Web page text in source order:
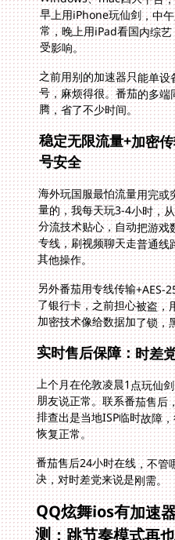
受影响。
之前用别的加速器只能单
号，麻烦得很。番茄的多
腾，省了不少时间。
稳定无限流量+加密
号安全
海外玩国服最怕流量用完
量的，我每天玩3-4小时，
分流技术贴心，自动把游
专线，刷视频聊天走普通
其他操作。
另外番茄用专线传输+AES-
了银行卡，之前担心被盗，
加密技术像给数据加了锁，
实时售后保障：时差
上个月在伦敦凌晨1点玩仙
朋友说正常。联系番茄售后
排查出是当地ISP临时故障
恢复正常。
番茄售后24小时在线，不管
决，对时差党来说是刚需。
QQ炫舞ios有加速
测：跳节奏模式再